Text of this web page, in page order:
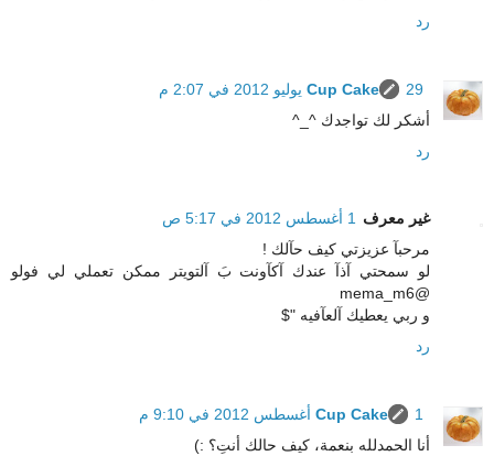
رد
Cup Cake
29 يوليو 2012 في 2:07 م
أشكر لك تواجدك ^_^
رد
غير معرف 1 أغسطس 2012 في 5:17 ص
مرحبآ عزيزتي كيف حآلك !
لو سمحتي آذآ عندك آكآونت بَ آلتويتر ممكن تعملي لي فولو
@mema_m6
و ربي يعطيك آلعآفيه "$
رد
Cup Cake
1 أغسطس 2012 في 9:10 م
أنا الحمدلله بنعمة، كيف حالك أنتِ؟ :)